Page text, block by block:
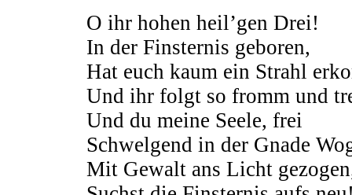
O ihr hohen heil’gen Drei!
In der Finsternis geboren,
Hat euch kaum ein Strahl
Und ihr folgt so fromm und
Und du meine Seele, frei
Schwelgend in der Gnade
Mit Gewalt ans Licht